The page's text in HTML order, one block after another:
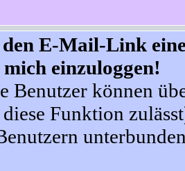
E-Mail-Link
einzuloggen!
Benutzer können
Funktion